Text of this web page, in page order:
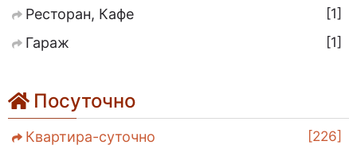
Ресторан, Кафе
1
Гараж
1
Посуточно
Квартира-суточно
226